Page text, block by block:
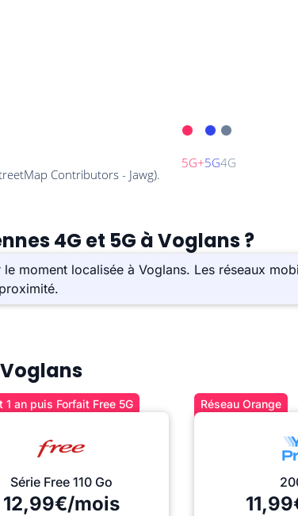
4G et 5G à Voglans ?
moment localisée à Voglans. Les réseaux
1 an puis Forfait Free 5G
Série Free 110 Go
12,99€/mois
Réseau Orange